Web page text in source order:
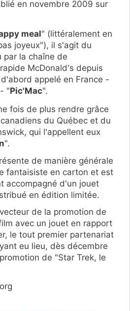
en novembre 2009 sur
meal" (littéralement en
joyeux"), il s'agit du
la chaîne de
McDonald's depuis
appelé en France -
"Pic'Mac".
fois de plus rendre grâce
du Québec et du
qui l'appellent eux
".
de manière générale
fantaisiste en carton et est
accompagné d'un jouet
en édition limitée.
de la promotion de
avec un jouet en rapport
le tout premier partenariat
eu lieu, dès décembre
de "Star Trek, le